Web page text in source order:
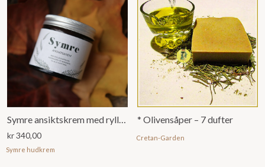
Symre ansiktskrem med ryllik og appelsin (60ml)
kr340,00
Symre hudkrem
* Olivensåper – 7 dufter
Cretan-Garden